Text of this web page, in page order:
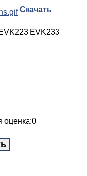
Скачать
EVK233
оценка:0